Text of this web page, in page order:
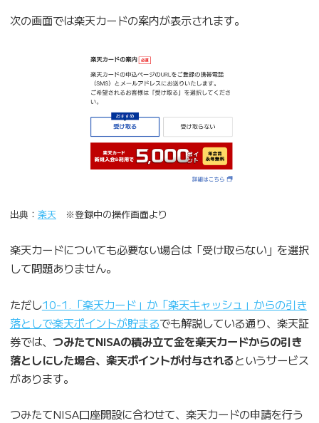
次の画面では楽天カードの案内が表示されます。
出典： 楽天 ※登録中の操作画面より
楽天カードについても必要ない場合は「受け取らない」を選択
して問題ありません。
ただし10-1.「楽天カード」か「楽天キャッシュ」からの引き
落としで楽天ポイントが貯まるでも解説している通り、楽天証
券では、 つみたてNISAの積み立て金を楽天カードからの引き
落としにした場合、楽天ポイントが付与されるというサービス
があります。
つみたてNISA口座開設に合わせて、楽天カードの申請を行う